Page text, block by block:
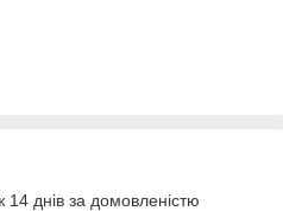
днів за домовленістю